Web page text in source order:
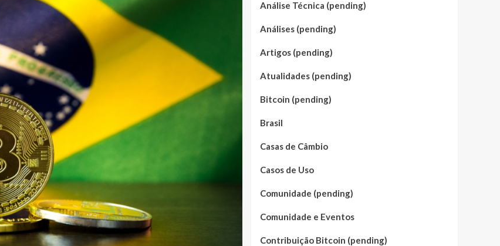
Análise Técnica (pending)
Análises (pending)
Artigos (pending)
Atualidades (pending)
Bitcoin (pending)
Brasil
Casas de Câmbio
Casos de Uso
Comunidade (pending)
Comunidade e Eventos
Contribuição Bitcoin (pending)